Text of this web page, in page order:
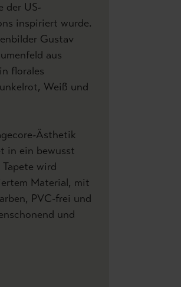
der US-
inspiriert wurde.
Gustav
aus
florales
Weiß und
Ästhetik
in ein bewusst
wird
Material, mit
PVC-frei und
und